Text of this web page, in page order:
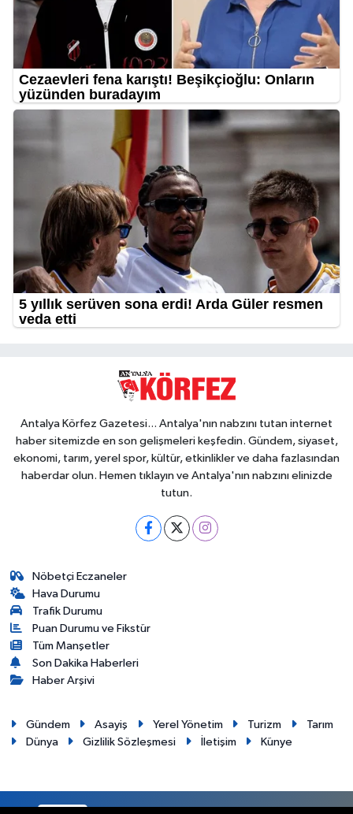
Antalya Körfez Gazetesi... Antalya'nın nabzını tutan internet
haber sitemizde en son gelişmeleri keşfedin. Gündem, siyaset,
ekonomi, tarım, yerel spor, kültür, etkinlikler ve daha fazlasından
haberdar olun. Hemen tıklayın ve Antalya'nın nabzını elinizde
tutun.
Nöbetçi Eczaneler
Hava Durumu
Trafik Durumu
Puan Durumu ve Fikstür
Tüm Manşetler
Son Dakika Haberleri
Haber Arşivi
Gündem Asayiş Yerel Yönetim Turizm
Tarım
Dünya
Gizlilik Sözleşmesi İletişim Künye